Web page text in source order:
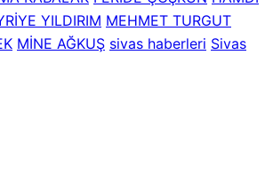
YILDIRIM MEHMET TURGUT
MİNE AĞKUŞ sivas haberleri Sivas